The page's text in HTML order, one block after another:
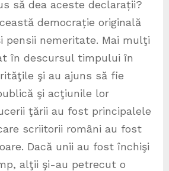
să dea aceste declarații?
democrație originală
pensii nemeritate. Mai mulţi
în descursul timpului în
şi au ajuns să fie
şi acţiunile lor
ţării au fost principalele
scriitorii români au fost
Dacă unii au fost închişi
alţii şi-au petrecut o